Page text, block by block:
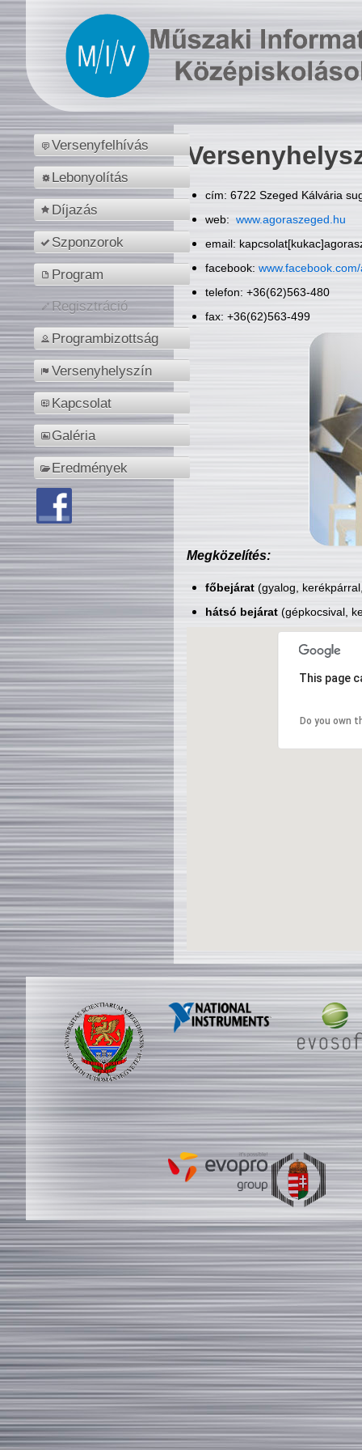
Versenyfelhívás
Lebonyolítás
Díjazás
Szponzorok
Program
Regisztráció
Programbizottság
Versenyhelyszín
Kapcsolat
Galéria
Eredmények
cím: 6722 Szeged Kálvária
web: www.agoraszeged.hu
email:
facebook:
telefon: +36(62)563-480
fax: +36(62)563-499
Megközelítés:
főbejárat(gyalog,
hátsó bejárat(gépkocsival,
This page
Do you own